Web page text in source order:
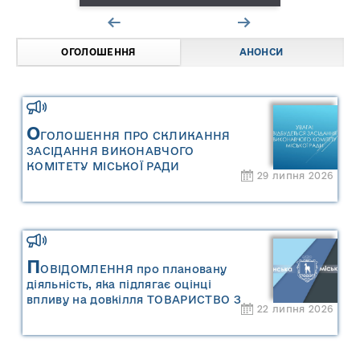
ОГОЛОШЕННЯ АНОНСИ
ОГОЛОШЕННЯ ПРО СКЛИКАННЯ
ЗАСІДАННЯ ВИКОНАВЧОГО
КОМІТЕТУ МІСЬКОЇ РАДИ
29 липня 2026
ПОВІДОМЛЕННЯ про плановану
діяльність, яка підлягає оцінці
впливу на довкілля ТОВАРИСТВО З
22 липня 2026